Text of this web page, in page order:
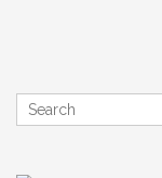
Search
for